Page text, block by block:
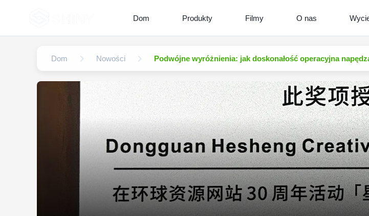
Dom Produkty Filmy O nas
Dom Nowości Podwójne wyróżnienia: jak doskonałość operacyjna